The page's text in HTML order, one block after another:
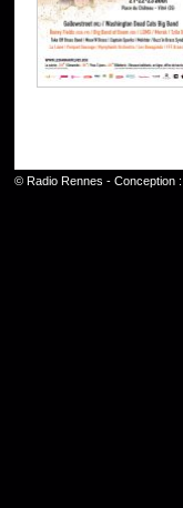
© Radio Rennes - Conception :